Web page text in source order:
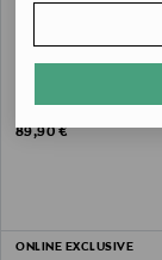
ETUKUPONKITUOTE
Bea-silkkipaita
Original Price
89,90 €
ONLINE EXCLUSIVE